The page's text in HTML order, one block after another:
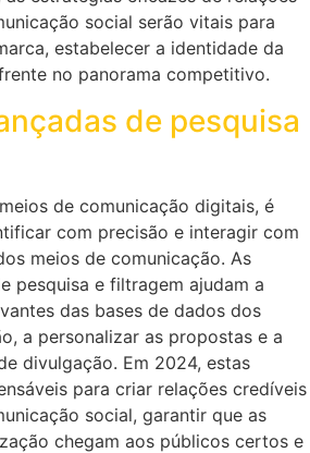
social serão vitais para
estabelecer a identidade da
no panorama competitivo.
de pesquisa
de comunicação digitais, é
com precisão e interagir com
meios de comunicação. As
pesquisa e filtragem ajudam a
das bases de dados dos
a personalizar as propostas e a
divulgação. Em 2024, estas
para criar relações credíveis
social, garantir que as
chegam aos públicos certos e